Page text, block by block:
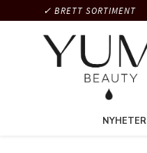
✓ BRETT SORTIMENT
NYHETER